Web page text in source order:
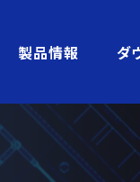
製品情報 ダ